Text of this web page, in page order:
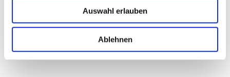
Auswahl erlauben
Ablehnen